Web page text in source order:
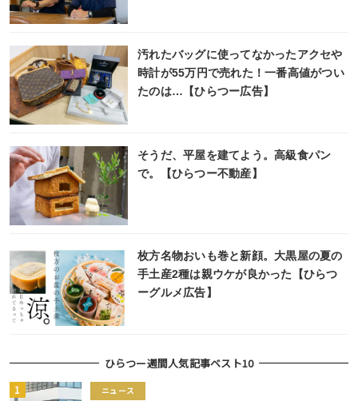
汚れたバッグに使ってなかったアクセや
時計が55万円で売れた！一番高値がつい
たのは…【ひらつー広告】
そうだ、平屋を建てよう。高級食パン
で。【ひらつー不動産】
枚方名物おいも巻と新顔。大黒屋の夏の
手土産2種は親ウケが良かった【ひらつ
ーグルメ広告】
ひらつー週間人気記事ベスト10
ニュース